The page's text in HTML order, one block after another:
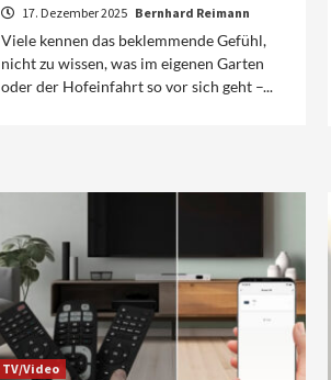
17. Dezember 2025 Bernhard Reimann
Viele kennen das beklemmende Gefühl,
nicht zu wissen, was im eigenen Garten
oder der Hofeinfahrt so vor sich geht –...
TV/Video